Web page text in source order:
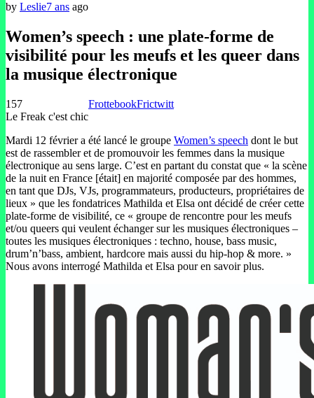
by Leslie7 ans ago
Women’s speech : une plate-forme de
visibilité pour les meufs et les queer dans
la musique électronique
157
Le Freak c'est chic
FrottebookFrictwitt
Mardi 12 février a été lancé le groupe Women’s speech dont le but
est de rassembler et de promouvoir les femmes dans la musique
électronique au sens large. C’est en partant du constat que « la scène
de la nuit en France [était] en majorité composée par des hommes,
en tant que DJs, VJs, programmateurs, producteurs, propriétaires de
lieux » que les fondatrices Mathilda et Elsa ont décidé de créer cette
plate-forme de visibilité, ce « groupe de rencontre pour les meufs
et/ou queers qui veulent échanger sur les musiques électroniques –
toutes les musiques électroniques : techno, house, bass music,
drum’n’bass, ambient, hardcore mais aussi du hip-hop & more. »
Nous avons interrogé Mathilda et Elsa pour en savoir plus.